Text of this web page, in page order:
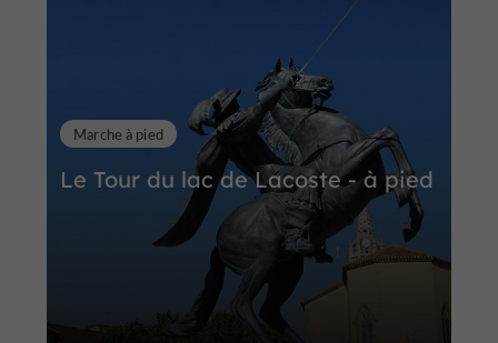
Le Tour du lac de Lacoste - à pied
Marche à pied